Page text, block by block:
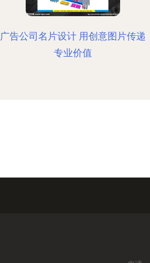
广告公司名片设计 用创意图片传递
专业价值